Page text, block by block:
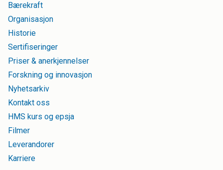
Bærekraft
Organisasjon
Historie
Sertifiseringer
Priser & anerkjennelser
Forskning og innovasjon
Nyhetsarkiv
Kontakt oss
HMS kurs og epsja
Filmer
Leverandorer
Karriere